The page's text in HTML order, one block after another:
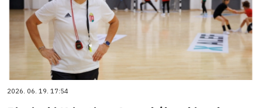
2026. 06. 19. 17:54